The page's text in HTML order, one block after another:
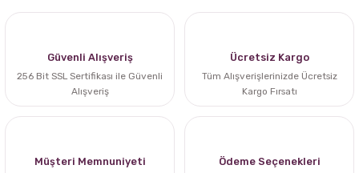
Güvenli Alışveriş
256 Bit SSL Sertifikası ile Güvenli
Alışveriş
Ücretsiz Kargo
Tüm Alışverişlerinizde Ücretsiz
Kargo Fırsatı
Müşteri Memnuniyeti Ödeme Seçenekleri